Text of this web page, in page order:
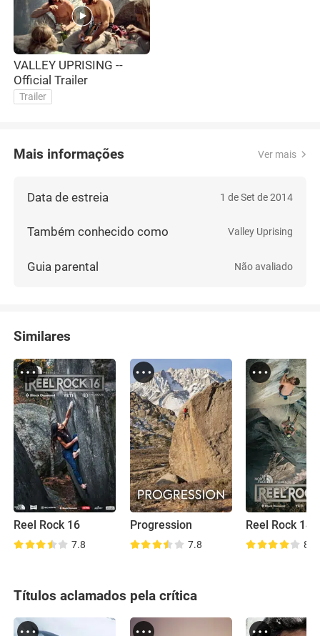
VALLEY UPRISING --
Official Trailer
Trailer
Mais informações Ver mais
Data de estreia 1 de Set de 2014
Também conhecido como Valley Uprising
Guia parental Não avaliado
Similares
Reel Rock 16
7.8
Progression
7.8
Reel Rock 14
8.2
Títulos aclamados pela crítica